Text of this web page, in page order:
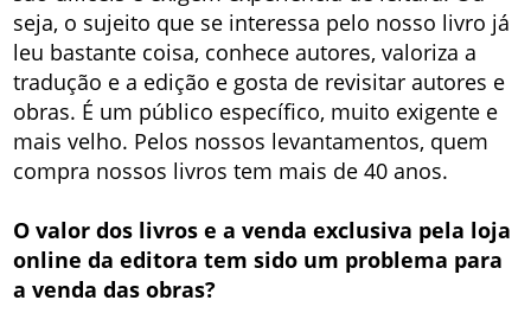
seja, o sujeito que se interessa pelo nosso livro já
leu bastante coisa, conhece autores, valoriza a
tradução e a edição e gosta de revisitar autores e
obras. É um público específico, muito exigente e
mais velho. Pelos nossos levantamentos, quem
compra nossos livros tem mais de 40 anos.
O valor dos livros e a venda exclusiva pela loja
online da editora tem sido um problema para
a venda das obras?